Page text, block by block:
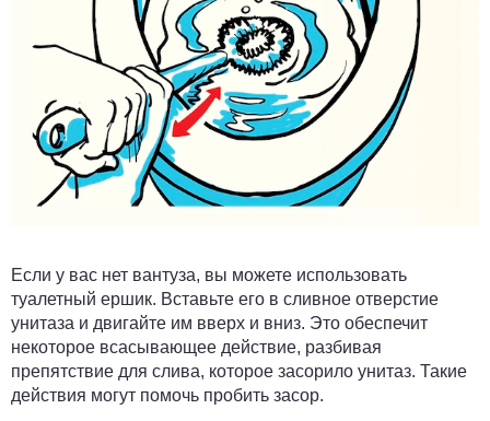
Если у вас нет вантуза, вы можете использовать
туалетный ершик. Вставьте его в сливное отверстие
унитаза и двигайте им вверх и вниз. Это обеспечит
некоторое всасывающее действие, разбивая
препятствие для слива, которое засорило унитаз. Такие
действия могут помочь пробить засор.